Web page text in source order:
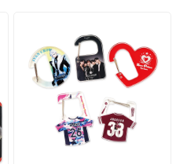
グッズやアニメグッズ、ア
ーティストグッズにもおす
すめです。販売に必要な資
材も取り揃えておりますの
で、お客様にはデザインを
入稿していただくだけでオ
リジナル商品として販売し
らし出し、点灯時には昼間
とは異なる幻想的で印象的
なビジュアルを演出。高精
細フルカラー印刷により、
写真・イラスト・ブランド
ロゴなども細部まで鮮やか
に再現でき、インテリア性